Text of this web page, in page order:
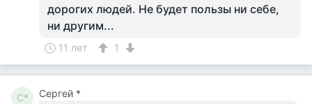
дорогих людей. Не будет пользы ни себе,
ни другим...
11 лет 1
С* Сергей *